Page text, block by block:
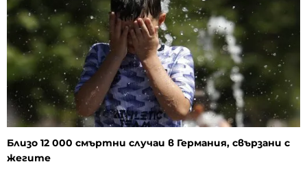
Близо 12 000 смъртни случаи в Германия, свързани с
жегите